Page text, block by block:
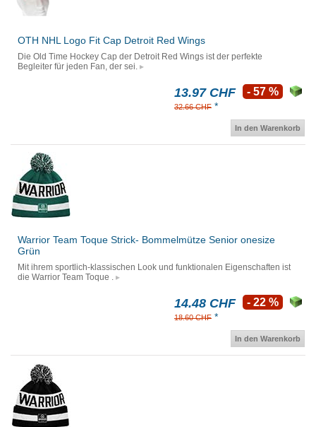
OTH NHL Logo Fit Cap Detroit Red Wings
Die Old Time Hockey Cap der Detroit Red Wings ist der perfekte
Begleiter für jeden Fan, der sei.
13.97 CHF
32.66 CHF *
- 57 %
In den Warenkorb
Warrior Team Toque Strick- Bommelmütze Senior onesize
Grün
Mit ihrem sportlich-klassischen Look und funktionalen Eigenschaften ist
die Warrior Team Toque .
14.48 CHF
18.60 CHF *
- 22 %
In den Warenkorb